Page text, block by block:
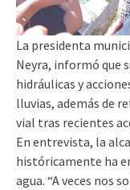
La presidenta
Neyra, informó que
hidráulicas y
lluvias, además de
vial tras recientes
En entrevista, la
históricamente ha
agua. “A veces nos